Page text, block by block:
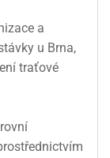
a
u Brna,
traťové